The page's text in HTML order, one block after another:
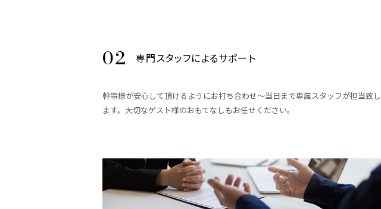
専門スタッフによるサポート
幹事様が安心して頂けるようにお打ち合わせ～当日まで専属スタッフが担当致し
ます。大切なゲスト様のおもてなしもお任せください。